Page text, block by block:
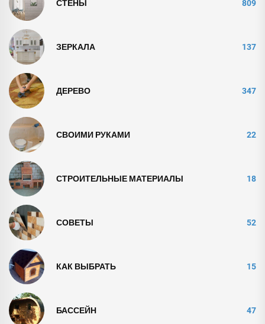
СТЕНЫ 809
ЗЕРКАЛА 137
ДЕРЕВО 347
СВОИМИ РУКАМИ 22
СТРОИТЕЛЬНЫЕ МАТЕРИАЛЫ 18
СОВЕТЫ 52
КАК ВЫБРАТЬ 15
БАССЕЙН 47